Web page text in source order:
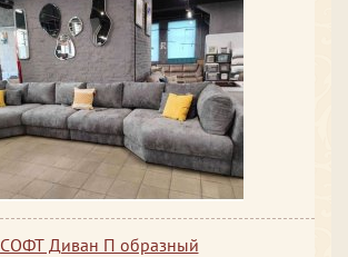
СОФТ Диван П образный